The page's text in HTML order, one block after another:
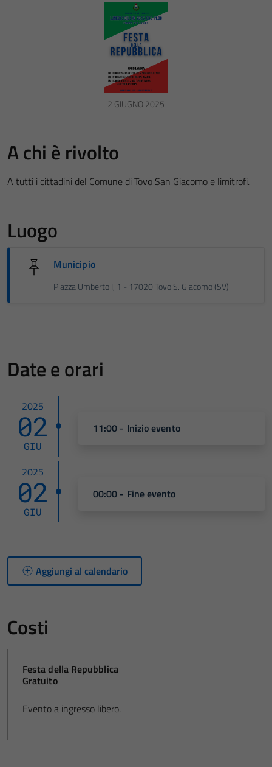
2 GIUGNO 2025
A chi è rivolto
A tutti i cittadini del Comune di Tovo San Giacomo e limitrofi.
Luogo
Municipio
Piazza Umberto I, 1 - 17020 Tovo S. Giacomo (SV)
Date e orari
2025
02
GIU
11:00 - Inizio evento
2025
02
GIU
00:00 - Fine evento
Aggiungi al calendario
Costi
Festa della Repubblica
Gratuito
Evento a ingresso libero.